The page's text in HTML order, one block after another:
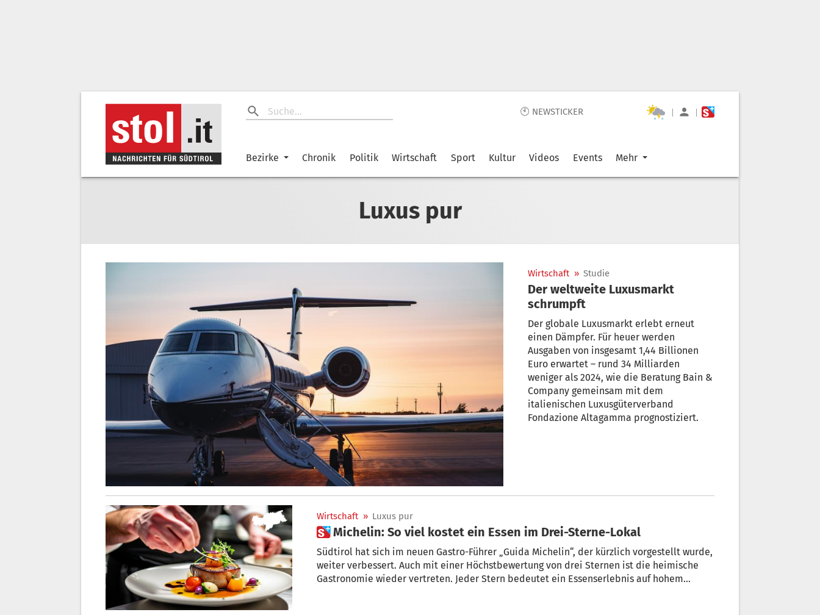
🕙 NEWSTICKER | |
Bezirke Chronik Politik Wirtschaft Sport Kultur Videos Events Mehr
Luxus pur
Wirtschaft » Studie
Der weltweite Luxusmarkt
schrumpft
Der globale Luxusmarkt erlebt erneut
einen Dämpfer. Für heuer werden
Ausgaben von insgesamt 1,44 Billionen
Euro erwartet – rund 34 Milliarden
weniger als 2024, wie die Beratung Bain &
Company gemeinsam mit dem
italienischen Luxusgüterverband
Fondazione Altagamma prognostiziert.
Wirtschaft » Luxus pur
 Michelin: So viel kostet ein Essen im Drei-Sterne-Lokal
Südtirol hat sich im neuen Gastro-Führer „Guida Michelin“, der kürzlich vorgestellt wurde,
weiter verbessert. Auch mit einer Höchstbewertung von drei Sternen ist die heimische
Gastronomie wieder vertreten. Jeder Stern bedeutet ein Essenserlebnis auf hohem